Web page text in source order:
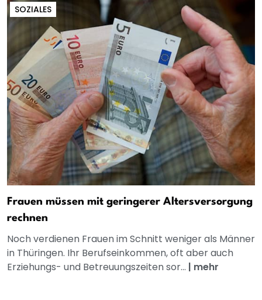
SOZIALES
Frauen müssen mit geringerer Altersversorgung
rechnen
Noch verdienen Frauen im Schnitt weniger als Männer
in Thüringen. Ihr Berufseinkommen, oft aber auch
Erziehungs- und Betreuungszeiten sor... | mehr